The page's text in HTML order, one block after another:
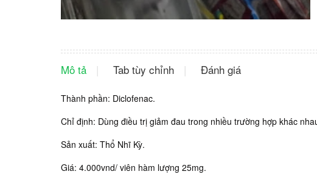
Mô tả Tab tùy chỉnh Đánh giá
Thành phần: Diclofenac.
Chỉ định: Dùng điều trị giảm đau trong nhiều trường hợp khác
Sản xuất: Thổ Nhĩ Kỳ.
Giá: 4.000vnd/ viên hàm lượng 25mg.